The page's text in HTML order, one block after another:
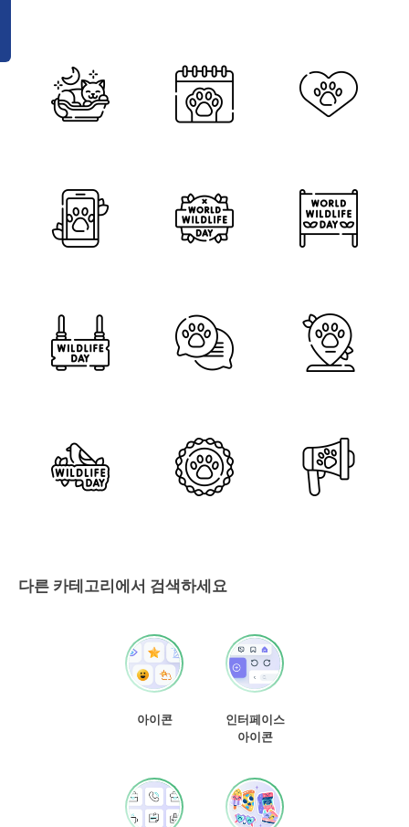
다른 카테고리에서 검색하세요
아이콘
인터페이스
아이콘